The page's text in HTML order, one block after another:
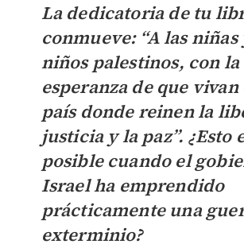
La dedicatoria de tu
conmueve: “A las niñas
niños palestinos, con la
esperanza de que
país donde reinen la
justicia y la paz”. ¿Esto
posible cuando el
Israel ha emprendido
prácticamente una
exterminio?